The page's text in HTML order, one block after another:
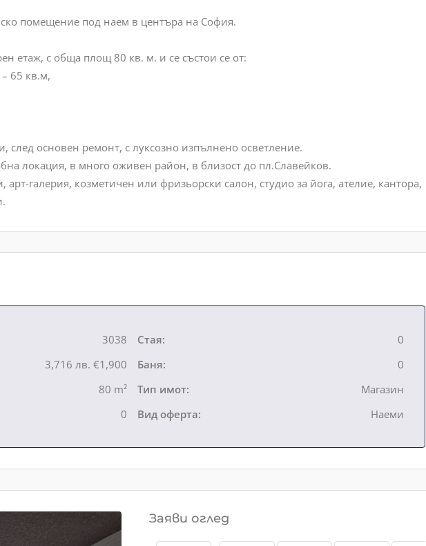
помещение под наем в центъра на София.
етаж, с обща площ 80 кв. м. и се състои се от:
65 кв.м,
след основен ремонт, с луксозно изпълнено осветление.
локация, в много оживен район, в близост до пл.Славейков.
арт-галерия, козметичен или фризьорски салон, студио за йога, ателие, кантора,
3038
3,716 лв. €1,900
80 m²
0
Стая:
0
Баня:
0
Тип имот:
Магазин
Вид оферта:
Наеми
Заяви оглед